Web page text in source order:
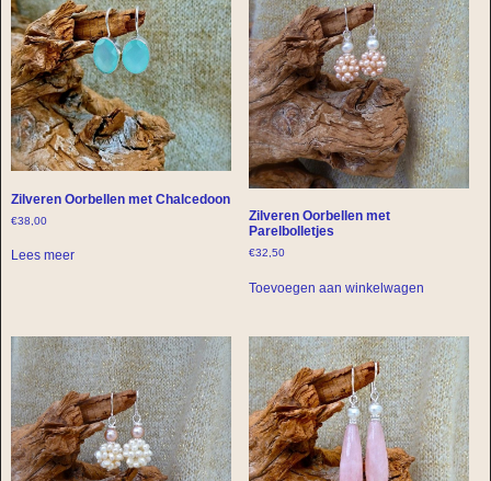
Zilveren Oorbellen met Chalcedoon
€38,00
Lees meer
Zilveren Oorbellen met
Parelbolletjes
€32,50
Toevoegen aan winkelwagen